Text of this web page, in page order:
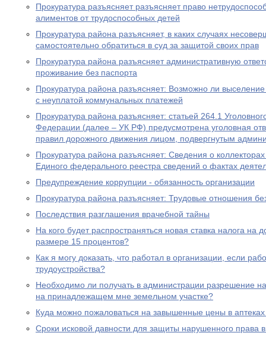
Прокуратура разъясняет разъясняет право
алиментов от трудоспособных детей
Прокуратура района разъясняет, в каких случаях
самостоятельно обратиться в суд за защитой своих прав
Прокуратура района разъясняет административную
проживание без паспорта
Прокуратура района разъясняет: Возможно ли
с неуплатой коммунальных платежей
Прокуратура района разъясняет: статьей 264.1
Федерации (далее – УК РФ) предусмотрена уголовная
правил дорожного движения лицом, подвергнутым
Прокуратура района разъясняет: Сведения о
Единого федерального реестра сведений о фактах
Предупреждение коррупции - обязанность организации
Прокуратура района разъясняет: Трудовые отношения
Последствия разглашения врачебной тайны
На кого будет распространяться новая ставка налога на
размере 15 процентов?
Как я могу доказать, что работал в организации, если
трудоустройства?
Необходимо ли получать в администрации разрешение
на принадлежащем мне земельном участке?
Куда можно пожаловаться на завышенные цены в
Сроки исковой давности для защиты нарушенного права